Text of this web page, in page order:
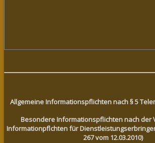
Allgemeine Informationspflichten nach § 5
Besondere Informationspflichten nach der
Informationpflchten für
267 vom 12.03.2010)